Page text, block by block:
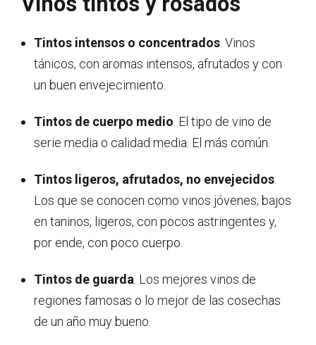
Tintos intensos o concentrados . Vinos
tánicos, con aromas intensos, afrutados y con
un buen envejecimiento.
Tintos de cuerpo medio . El tipo de vino de
serie media o calidad media. El más común.
Tintos ligeros, afrutados, no envejecidos
Los que se conocen como vinos jóvenes; bajos
en taninos, ligeros, con pocos astringentes y,
por ende, con poco cuerpo.
Tintos de guarda . Los mejores vinos de
regiones famosas o lo mejor de las cosechas
de un año muy bueno.